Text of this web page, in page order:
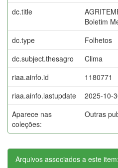
dc.title
Boletim
dc.type
Folhetos
dc.subject.thesagro
Clima
riaa.ainfo.id
1180771
riaa.ainfo.lastupdate
2025-10-
Aparece nas
coleções:
Outras
Arquivos associados a este item: